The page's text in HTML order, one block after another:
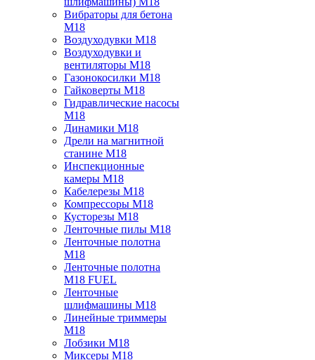
Вибраторы для бетона
M18
Воздуходувки M18
Воздуходувки и
вентиляторы M18
Газонокосилки M18
Гайковерты M18
Гидравлические насосы
M18
Динамики M18
Дрели на магнитной
станине M18
Инспекционные
камеры M18
Кабелерезы M18
Компрессоры M18
Кусторезы M18
Ленточные пилы M18
Ленточные полотна
M18
Ленточные полотна
M18 FUEL
Ленточные
шлифмашины M18
Линейные триммеры
M18
Лобзики M18
Миксеры M18